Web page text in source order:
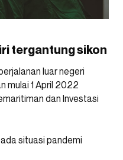
tergantung sikon
luar negeri
mulai 1 April 2022
dan Investasi
situasi pandemi